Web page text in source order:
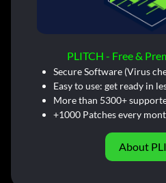
PLITCH - Free &
Secure Software (Virus
Easy to use: get ready in
More than 5300+
+1000 Patches every
About